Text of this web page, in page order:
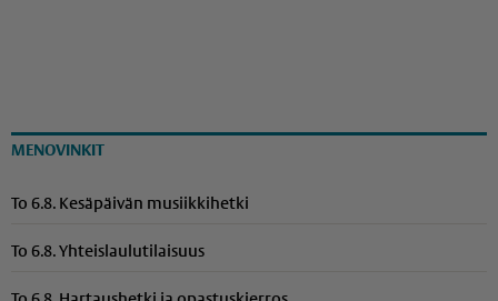
MENOVINKIT
To 6.8. Kesäpäivän musiikkihetki
To 6.8. Yhteis­lau­lu­ti­laisuus